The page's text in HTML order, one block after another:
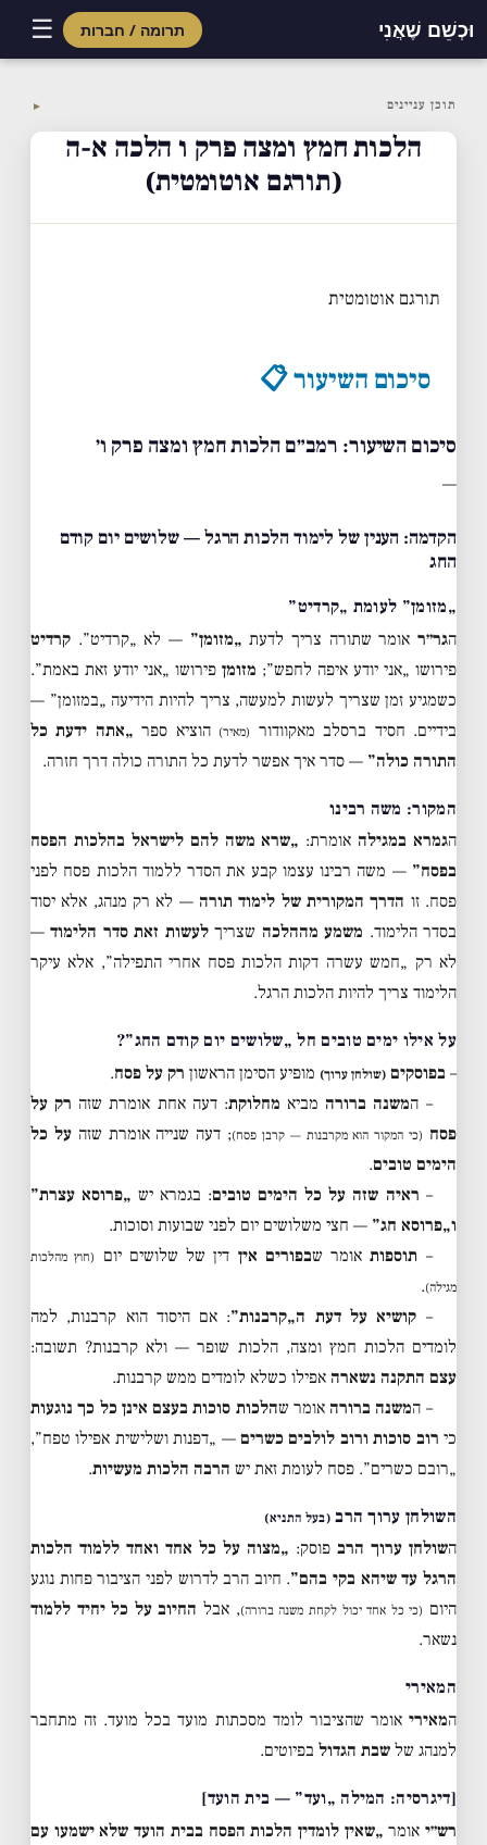
וּכְשֵׁם שֶׁאֲנִי תרומה / חברות ☰
content
תוכן עניינים ▼
הלכות חמץ ומצה פרק ו הלכה א-ה
(תורגם אוטומטית)
תורגם אוטומטית
סיכום השיעור 📋
סיכום השיעור: רמב״ם הלכות חמץ ומצה פרק ו׳
—
הקדמה: הענין של לימוד הלכות הרגל — שלושים יום קודם
החג
„מזומן” לעומת „קרדיט”
הגר״ראומר שתורה צריך לדעת „מזומן” — לא „קרדיט”. קרדיט
פירושו „אני יודע איפה לחפש”; מזומן פירושו „אני יודע זאת באמת”.
כשמגיע זמן שצריך לעשות למעשה, צריך להיות הידיעה „במזומן” —
בידיים. חסיד ברסלב מאקוודור (מאיר) הוציא ספר „אתה ידעת כל
התורה כולה” — סדר איך אפשר לדעת כל התורה כולה דרך חזרה.
המקור: משה רבינו
הגמרא במגילה אומרת: „שרא משה להם לישראל בהלכות הפסח
בפסח” — משה רבינו עצמו קבע את הסדר ללמוד הלכות פסח לפני
פסח. זו הדרך המקורית של לימוד תורה — לא רק מנהג, אלא יסוד
בסדר הלימוד. משמע מההלכה שצריךלעשות זאת סדר הלימוד—
לא רק „חמש עשרה דקות הלכות פסח אחרי התפילה”, אלא עיקר
הלימוד צריך להיות הלכות הרגל.
על אילו ימים טובים חל „שלושים יום קודם החג”?
– בפוסקים (שולחן ערוך) מופיע הסימן הראשון רק על פסח.
– המשנה ברורה מביא מחלוקת: דעה אחת אומרת שזה רק על
פסח (כי המקור הוא מקרבנות — קרבן פסח); דעה שנייה אומרת שזהעל כל
הימים טובים.
– ראיה שזה על כל הימים טובים: בגמרא יש „פרוסא עצרת”
ו„פרוסא חג” — חצי משלושים יום לפני שבועות וסוכות.
– תוספותאומר שבפורים אין דין של שלושים יום
(חוץ מהלכות
מגילה).
– קושיא על דעת ה„קרבנות”: אם היסוד הוא קרבנות, למה
לומדים הלכות חמץ ומצה, הלכות שופר — ולא קרבנות? תשובה:
עצם התקנה נשארה אפילו כשלא לומדים ממש קרבנות.
– המשנה ברורה אומר שהלכות סוכות בעצם אינן כל כך נוגעות
כי רוב סוכות ורוב לולבים כשרים — „דפנות ושלישית אפילו טפח”,
„רובם כשרים”. פסח לעומת זאת יש הרבה הלכות מעשיות.
השולחן ערוך הרב(בעל התניא)
השולחן ערוך הרב פוסק: „מצוה על כל אחד ואחד ללמוד הלכות
הרגל עד שיהא בקי בהם”. חיוב הרב לדרוש לפני הציבור פחות נוגע
היום (כי כל אחד יכול לקחת משנה ברורה), אבל החיוב על כל יחיד ללמוד
נשאר.
המאירי
המאירי אומר שהציבור לומד מסכתות מועד בכל מועד. זה מתחבר
למנהג של שבת הגדול בפיוטים.
[דיגרסיה: המילה „ועד” — בית הועד]
רש״יאומר „שאין לומדין הלכות הפסח בבית הועד שלא ישמעו עם